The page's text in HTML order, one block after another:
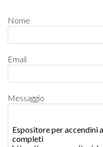
Nome
Email
Messaggio